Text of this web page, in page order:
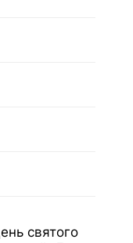
святого